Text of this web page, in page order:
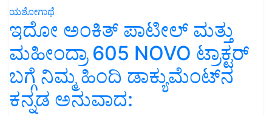
ಯಶೋಗಾಥೆ
ಇದೋ ಅಂಕಿತ್ ಪಾಟೀಲ್ ಮತ್ತು
ಮಹೀಂದ್ರಾ 605 NOVO ಟ್ರಾಕ್ಟರ್
ಬಗ್ಗೆ ನಿಮ್ಮ ಹಿಂದಿ ಡಾಕ್ಯುಮೆಂಟ್‌ನ
ಕನ್ನಡ ಅನುವಾದ: